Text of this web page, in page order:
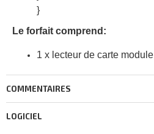
}
Le forfait comprend:
1 x lecteur de carte module
COMMENTAIRES
LOGICIEL